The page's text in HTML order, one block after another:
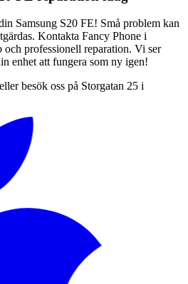
Samsung S20 FE! Små problem kan
Kontakta Fancy Phone i
professionell reparation. Vi ser
enhet att fungera som ny igen!
besök oss på Storgatan 25 i